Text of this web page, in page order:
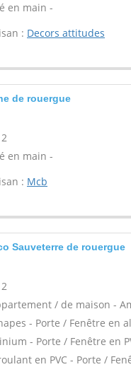
en main -
: Decors attitudes
de rouergue
en main -
: Mcb
Sauveterre de rouergue
/ de maison -
- Porte / Fenêtre en
- Porte / Fenêtre en
en PVC - Porte /